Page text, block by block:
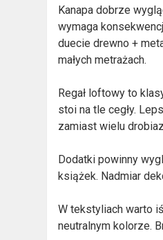
Kanapa dobrze
wymaga
duecie drewno +
małych metrażach.
Regał loftowy to
stoi na tle cegły.
zamiast wielu
Dodatki powinny
książek. Nadmiar
W tekstyliach warto
neutralnym kolorze.